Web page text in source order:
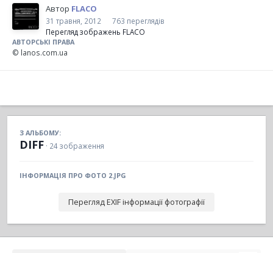
Автор FLACO
31 травня, 2012
763 переглядів
Перегляд зображень FLACO
АВТОРСЬКІ ПРАВА
© lanos.com.ua
З АЛЬБОМУ:
DIFF · 24 зображення
ІНФОРМАЦІЯ ПРО ФОТО 2.JPG
Перегляд EXIF інформації фотографії